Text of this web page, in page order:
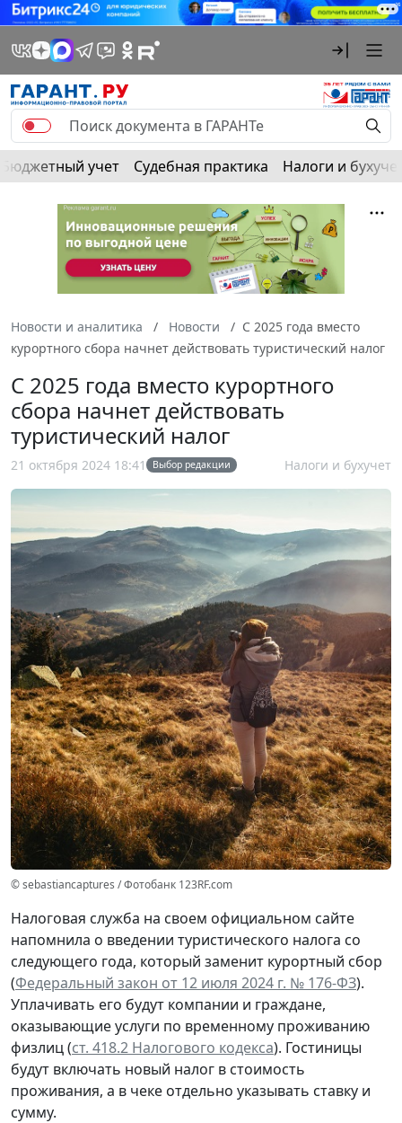
Бюджетный учет Судебная практика Налоги и
Новости и аналитика Новости
С 2025 года вместо
курортного сбора начнет действовать туристический налог
С 2025 года вместо курортного
сбора начнет действовать
туристический налог
21 октября 2024 18:41 Выбор редакции Налоги и бухучет
© sebastiancaptures / Фотобанк 123RF.com
Налоговая служба на своем официальном сайте
напомнила о введении туристического налога со
следующего года, который заменит курортный сбор
(Федеральный закон от 12 июля 2024 г. № 176-ФЗ).
Уплачивать его будут компании и граждане,
оказывающие услуги по временному проживанию
физлиц (ст. 418.2 Налогового кодекса). Гостиницы
будут включать новый налог в стоимость
проживания, а в чеке отдельно указывать ставку и
сумму.